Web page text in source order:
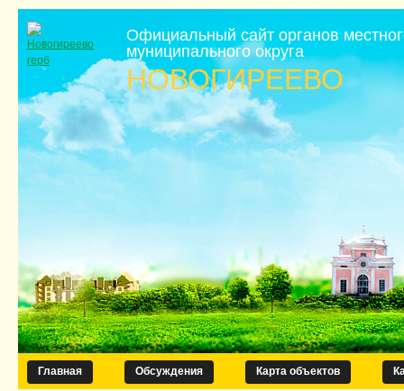
Официальный сайт органов
муниципального округа
НОВОГИРЕЕВО
Главная Обсуждения Карта объектов